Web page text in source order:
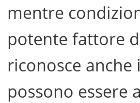
mentre
potente fattore
riconosce
possono